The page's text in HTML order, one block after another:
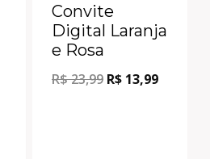
Convite
Digital Laranja
e Rosa
R$23,99 R$ 13,99